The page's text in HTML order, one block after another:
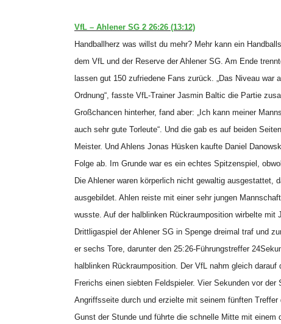
VfL – Ahlener SG 2 26:26 (13:12)
Handballherz was willst du mehr? Mehr kann ein
dem VfL und der Reserve der Ahlener SG. Am Ende
lassen gut 150 zufriedene Fans zurück. „Das Niveau
Ordnung“, fasste VfL-Trainer Jasmin Baltic die Partie
Großchancen hinterher, fand aber: „Ich kann meiner
auch sehr gute Torleute“. Und die gab es auf beiden
Meister. Und Ahlens Jonas Hüsken kaufte Daniel
Folge ab. Im Grunde war es ein echtes Spitzenspiel,
Die Ahlener waren körperlich nicht gewaltig ausgestattet,
ausgebildet. Ahlen reiste mit einer sehr jungen
wusste. Auf der halblinken Rückraumposition wirbelte
Drittligaspiel der Ahlener SG in Spenge dreimal traf und
er sechs Tore, darunter den 25:26-Führungstreffer
halblinken Rückraumposition. Der VfL nahm gleich
Frerichs einen siebten Feldspieler. Vier Sekunden vor
Angriffsseite durch und erzielte mit seinem fünften
Gunst der Stunde und führte die schnelle Mitte mit